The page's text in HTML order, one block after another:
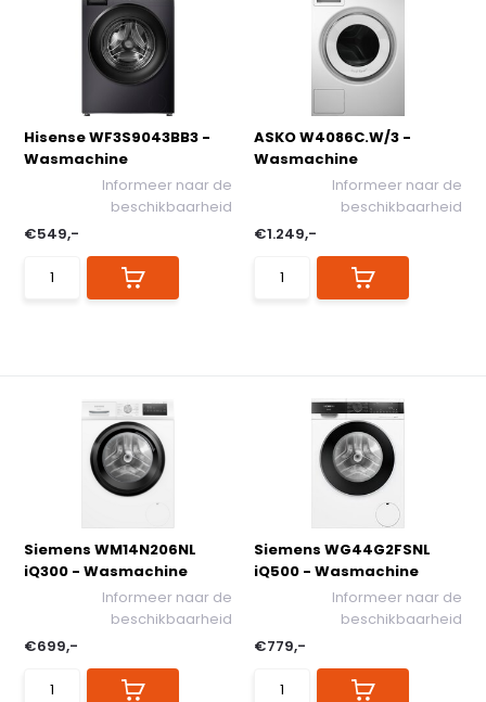
Hisense WF3S9043BB3 -
Wasmachine
Informeer naar de
beschikbaarheid
€549,-
ASKO W4086C.W/3 -
Wasmachine
Informeer naar de
beschikbaarheid
€1.249,-
Siemens WM14N206NL
iQ300 - Wasmachine
Informeer naar de
beschikbaarheid
€699,-
Siemens WG44G2FSNL
iQ500 - Wasmachine
Informeer naar de
beschikbaarheid
€779,-